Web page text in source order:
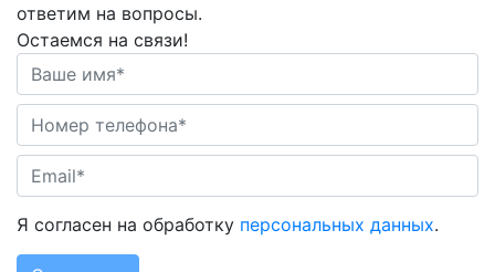
ответим на вопросы.
Остаемся на связи!
Я согласен на обработку персональных данных.